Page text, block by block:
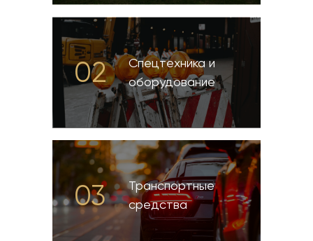
Cпецтехника и
оборудование
02
Транспортные
средства
03